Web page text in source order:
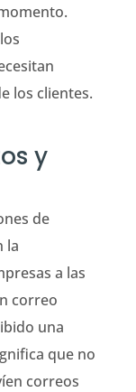
los clientes.
y
de
la
a las
correo
una
que no
correos